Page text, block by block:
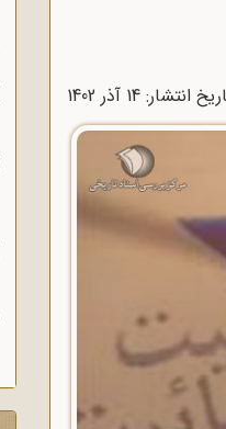
انتشار: 14 آذر 1402